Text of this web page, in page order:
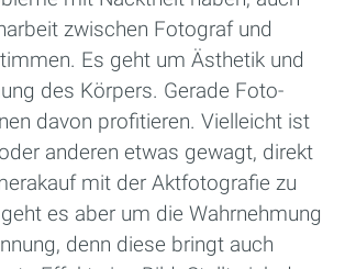
zwischen Fotograf und
Es geht um Ästhetik und
des Körpers. Gerade Foto-
davon profitieren. Vielleicht ist
anderen etwas gewagt, direkt
mit der Aktfotografie zu
es aber um die Wahrnehmung
denn diese bringt auch